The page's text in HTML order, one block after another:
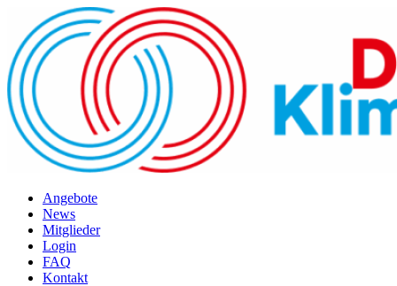
Angebote
News
Mitglieder
Login
FAQ
Kontakt